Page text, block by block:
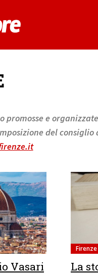
e
del consiglio
Vasari
Firenze
La